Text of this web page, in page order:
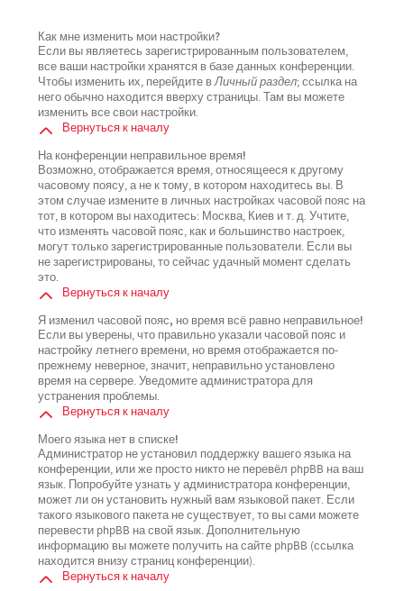
Как мне изменить мои настройки?
Если вы являетесь зарегистрированным пользователем,
все ваши настройки хранятся в базе данных конференции.
Чтобы изменить их, перейдите вЛичный раздел; ссылка на
него обычно находится вверху страницы. Там вы можете
изменить все свои настройки.
Вернуться к началу
На конференции неправильное время!
Возможно, отображается время, относящееся к другому
часовому поясу, а не к тому, в котором находитесь вы. В
этом случае измените в личных настройках часовой пояс на
тот, в котором вы находитесь: Москва, Киев и т. д. Учтите,
что изменять часовой пояс, как и большинство настроек,
могут только зарегистрированные пользователи. Если вы
не зарегистрированы, то сейчас удачный момент сделать
это.
Вернуться к началу
Я изменил часовой пояс, но время всё равно неправильное!
Если вы уверены, что правильно указали часовой пояс и
настройку летнего времени, но время отображается по-
прежнему неверное, значит, неправильно установлено
время на сервере. Уведомите администратора для
устранения проблемы.
Вернуться к началу
Моего языка нет в списке!
Администратор не установил поддержку вашего языка на
конференции, или же просто никто не перевёл phpBB на ваш
язык. Попробуйте узнать у администратора конференции,
может ли он установить нужный вам языковой пакет. Если
такого языкового пакета не существует, то вы сами можете
перевести phpBB на свой язык. Дополнительную
информацию вы можете получить на сайте phpBB (ссылка
находится внизу страниц конференции).
Вернуться к началу